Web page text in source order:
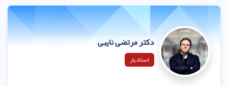
دکتر مرتضی نایبی
استادیار